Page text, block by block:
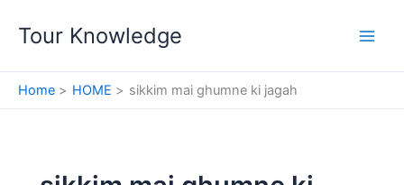
Tour Knowledge
Home HOME sikkim mai ghumne ki jagah